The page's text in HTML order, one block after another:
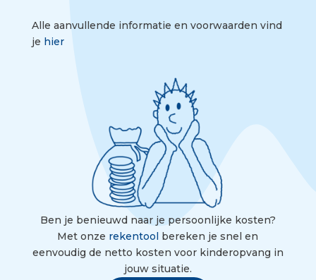
Alle aanvullende informatie en voorwaarden vind
je hier
Ben je benieuwd naar je persoonlijke kosten?
Met onze rekentool bereken je snel en
eenvoudig de netto kosten voor kinderopvang in
jouw situatie.